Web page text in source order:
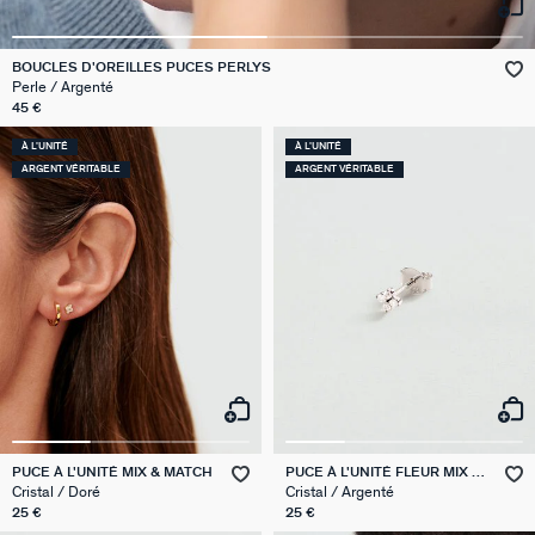
VICTOIRE
GÉNÉRATION AGATHA
SUR LA PEAU
BOUCLES D'OREILLES PUCES PERLYS
Perle / Argenté
45 €
À L'UNITÉ
ARGENT VÉRITABLE
PUCE À L'UNITÉ MIX & MATCH
Cristal / Doré
25 €
À L'UNITÉ
ARGENT VÉRITABLE
PUCE À L'UNITÉ FLEUR MIX &
MATCH
Cristal / Argenté
25 €